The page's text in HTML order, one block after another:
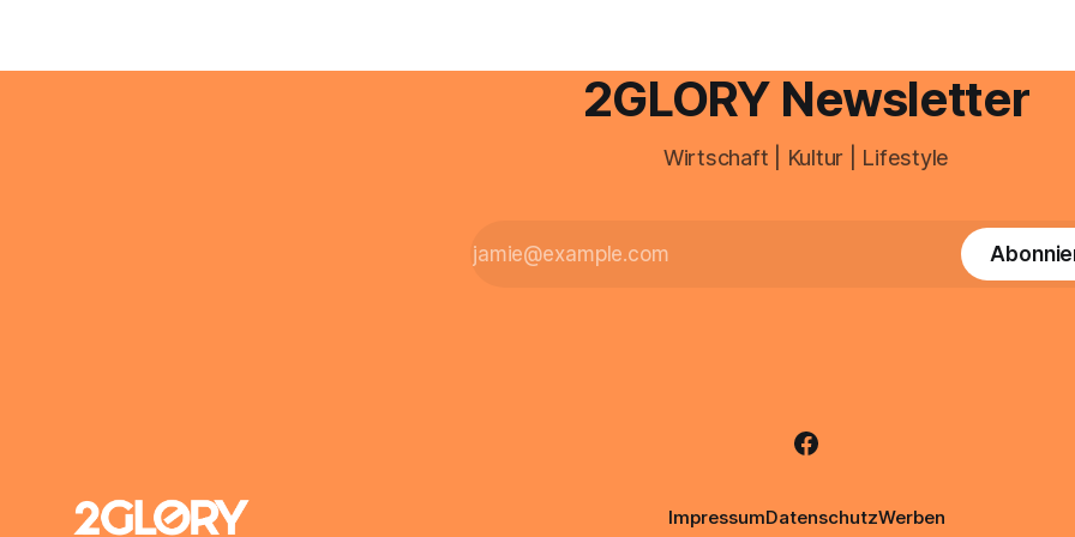
Intensivpflege bietet genau diese
zahlt sich professionelle Unterstützung
2GLORY Newsletter
Wirtschaft | Kultur | Lifestyle
ImpressumDatenschutzWerben